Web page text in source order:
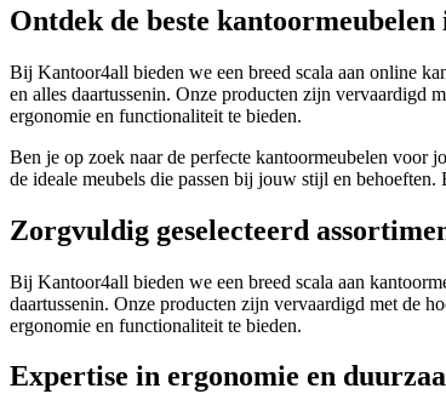
Ontdek de beste kantoormeubelen
Bij Kantoor4all bieden we een breed scala aan online
en alles daartussenin. Onze producten zijn vervaardigd
ergonomie en functionaliteit te bieden.
Ben je op zoek naar de perfecte kantoormeubelen voor
de ideale meubels die passen bij jouw stijl en
Zorgvuldig geselecteerd
Bij Kantoor4all bieden we een breed scala aan
daartussenin. Onze producten zijn vervaardigd met de
ergonomie en functionaliteit te bieden.
Expertise in ergonomie en